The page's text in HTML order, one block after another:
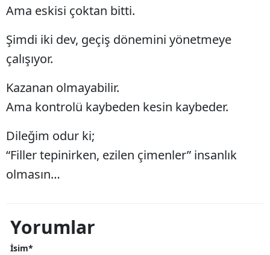
Ama eskisi çoktan bitti.
Şimdi iki dev, geçiş dönemini yönetmeye
çalışıyor.
Kazanan olmayabilir.
Ama kontrolü kaybeden kesin kaybeder.
Dileğim odur ki;
“Filler tepinirken, ezilen çimenler” insanlık
olmasın…
Yorumlar
İsim*